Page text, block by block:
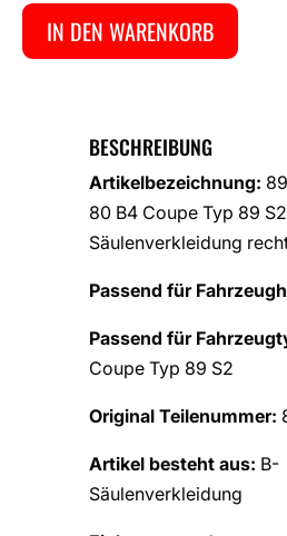
IN DEN WARENKORB
BESCHREIBUNG
Artikelbezeichnung:
80 B4 Coupe Typ 89
Säulenverkleidung
Passend für
Passend für
Coupe Typ 89 S2
Original Teilenummer:
Artikel besteht aus: B-
Säulenverkleidung